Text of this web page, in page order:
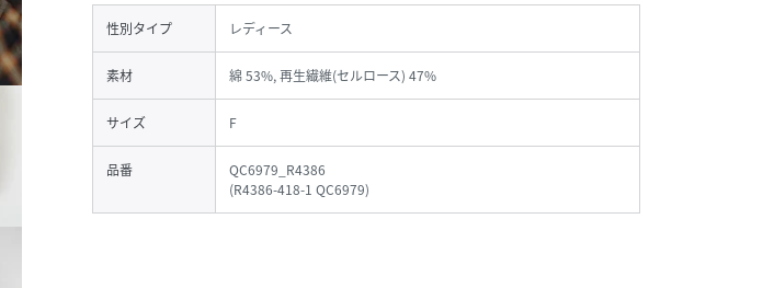
性別タイプ レディース
素材 綿 53%, 再生繊維(セルロース) 47%
サイズ F
品番
QC6979_R4386
(R4386-418-1 QC6979)